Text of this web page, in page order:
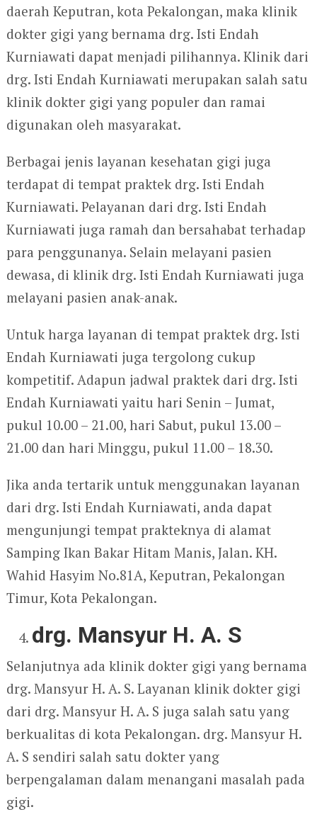
daerah Keputran, kota Pekalongan, maka klinik
dokter gigi yang bernama drg. Isti Endah
Kurniawati dapat menjadi pilihannya. Klinik dari
drg. Isti Endah Kurniawati merupakan salah satu
klinik dokter gigi yang populer dan ramai
digunakan oleh masyarakat.
Berbagai jenis layanan kesehatan gigi juga
terdapat di tempat praktek drg. Isti Endah
Kurniawati. Pelayanan dari drg. Isti Endah
Kurniawati juga ramah dan bersahabat terhadap
para penggunanya. Selain melayani pasien
dewasa, di klinik drg. Isti Endah Kurniawati juga
melayani pasien anak-anak.
Untuk harga layanan di tempat praktek drg. Isti
Endah Kurniawati juga tergolong cukup
kompetitif. Adapun jadwal praktek dari drg. Isti
Endah Kurniawati yaitu hari Senin – Jumat,
pukul 10.00 – 21.00, hari Sabut, pukul 13.00 –
21.00 dan hari Minggu, pukul 11.00 – 18.30.
Jika anda tertarik untuk menggunakan layanan
dari drg. Isti Endah Kurniawati, anda dapat
mengunjungi tempat prakteknya di alamat
Samping Ikan Bakar Hitam Manis, Jalan. KH.
Wahid Hasyim No.81A, Keputran, Pekalongan
Timur, Kota Pekalongan.
drg. Mansyur H. A. S
Selanjutnya ada klinik dokter gigi yang bernama
drg. Mansyur H. A. S. Layanan klinik dokter gigi
dari drg. Mansyur H. A. S juga salah satu yang
berkualitas di kota Pekalongan. drg. Mansyur H.
A. S sendiri salah satu dokter yang
berpengalaman dalam menangani masalah pada
gigi.